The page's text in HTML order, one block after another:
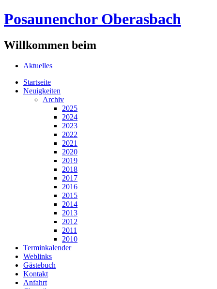
Posaunenchor Oberasbach
Willkommen beim
Aktuelles
Startseite
Neuigkeiten
Archiv
2025
2024
2023
2022
2021
2020
2019
2018
2017
2016
2015
2014
2013
2012
2011
2010
Terminkalender
Weblinks
Gästebuch
Kontakt
Anfahrt